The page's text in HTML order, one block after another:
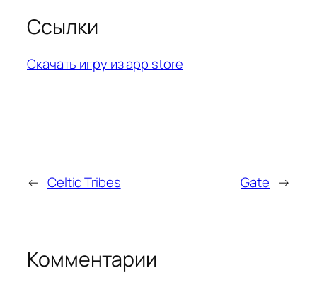
Ссылки
Скачать игру из app store
← Celtic Tribes Gate →
Комментарии